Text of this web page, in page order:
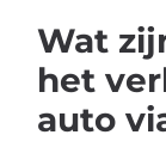
Wat
het
auto